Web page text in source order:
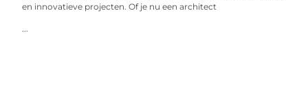
en innovatieve projecten. Of je nu een architect
...